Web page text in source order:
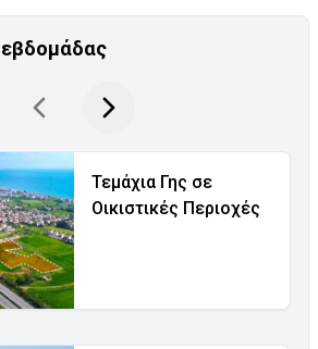
εβδομάδας
Τεμάχια Γης σε
Οικιστικές Περιοχές